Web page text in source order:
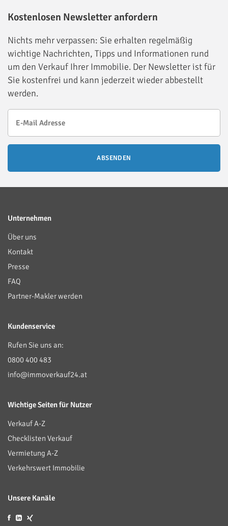
Kostenlosen Newsletter anfordern
Nichts mehr verpassen: Sie erhalten regelmäßig
wichtige Nachrichten, Tipps und Informationen rund
um den Verkauf Ihrer Immobilie. Der Newsletter ist für
Sie kostenfrei und kann jederzeit wieder abbestellt
werden.
ABSENDEN
Unternehmen
Über uns
Kontakt
Presse
FAQ
Partner-Makler werden
Kundenservice
Rufen Sie uns an:
0800 400 483
info@immoverkauf24.at
Wichtige Seiten für Nutzer
Verkauf A-Z
Checklisten Verkauf
Vermietung A-Z
Verkehrswert Immobilie
Unsere Kanäle